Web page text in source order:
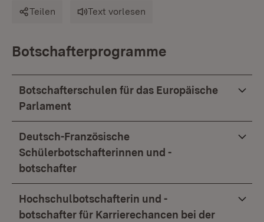
Teilen Text vorlesen
Botschafterprogramme
Botschafterschulen für das Europäische
Parlament
Deutsch-Französische
Schülerbotschafterinnen und -
botschafter
Hochschulbotschafterin und -
botschafter für Karrierechancen bei der